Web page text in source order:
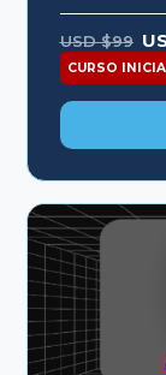
USD $99
USD
$99.
CURSO